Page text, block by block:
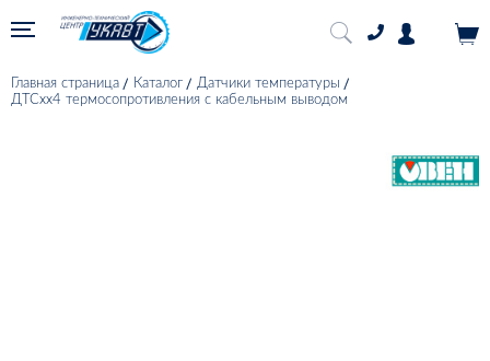
Главная страница Каталог
Датчики температуры
ДТСхх4 термосопротивления с кабельным выводом